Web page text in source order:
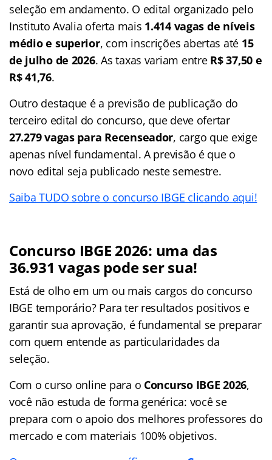
seleção em andamento. O edital organizado pelo
Instituto Avalia oferta mais 1.414 vagas de níveis
médio e superior, com inscrições abertas até 15
de julho de 2026. As taxas variam entre R$ 37,50 e
R$ 41,76.
Outro destaque é a previsão de publicação do
terceiro edital do concurso, que deve ofertar
27.279 vagas para Recenseador, cargo que exige
apenas nível fundamental. A previsão é que o
novo edital seja publicado neste semestre.
Saiba TUDO sobre o concurso IBGE clicando aqui!
Concurso IBGE 2026: uma das
36.931 vagas pode ser sua!
Está de olho em um ou mais cargos do concurso
IBGE temporário? Para ter resultados positivos e
garantir sua aprovação, é fundamental se preparar
com quem entende as particularidades da
seleção.
Com o curso online para o Concurso IBGE 2026,
você não estuda de forma genérica: você se
prepara com o apoio dos melhores professores do
mercado e com materiais 100% objetivos.